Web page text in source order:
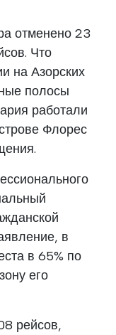
отменено 23
Что
на Азорских
полосы
работали
Флорес
в
в 65% по
его
рейсов,